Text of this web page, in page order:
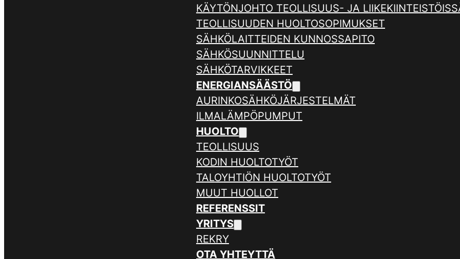
KÄYTÖNJOHTO TEOLLISUUS- JA
TEOLLISUUDEN HUOLTOSOPIMUKSET
SÄHKÖLAITTEIDEN KUNNOSSAPITO
SÄHKÖSUUNNITTELU
SÄHKÖTARVIKKEET
ENERGIANSÄÄSTÖ
AURINKOSÄHKÖJÄRJESTELMÄT
ILMALÄMPÖPUMPUT
HUOLTO
TEOLLISUUS
KODIN HUOLTOTYÖT
TALOYHTIÖN HUOLTOTYÖT
MUUT HUOLLOT
REFERENSSIT
YRITYS
REKRY
OTA YHTEYTTÄ